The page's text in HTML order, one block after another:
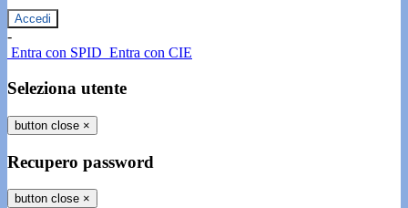
-
Entra con SPID Entra con CIE
Seleziona utente
button close ×
Recupero password
button close ×